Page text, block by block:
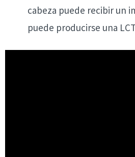
cabeza puede recibir un
puede producirse una